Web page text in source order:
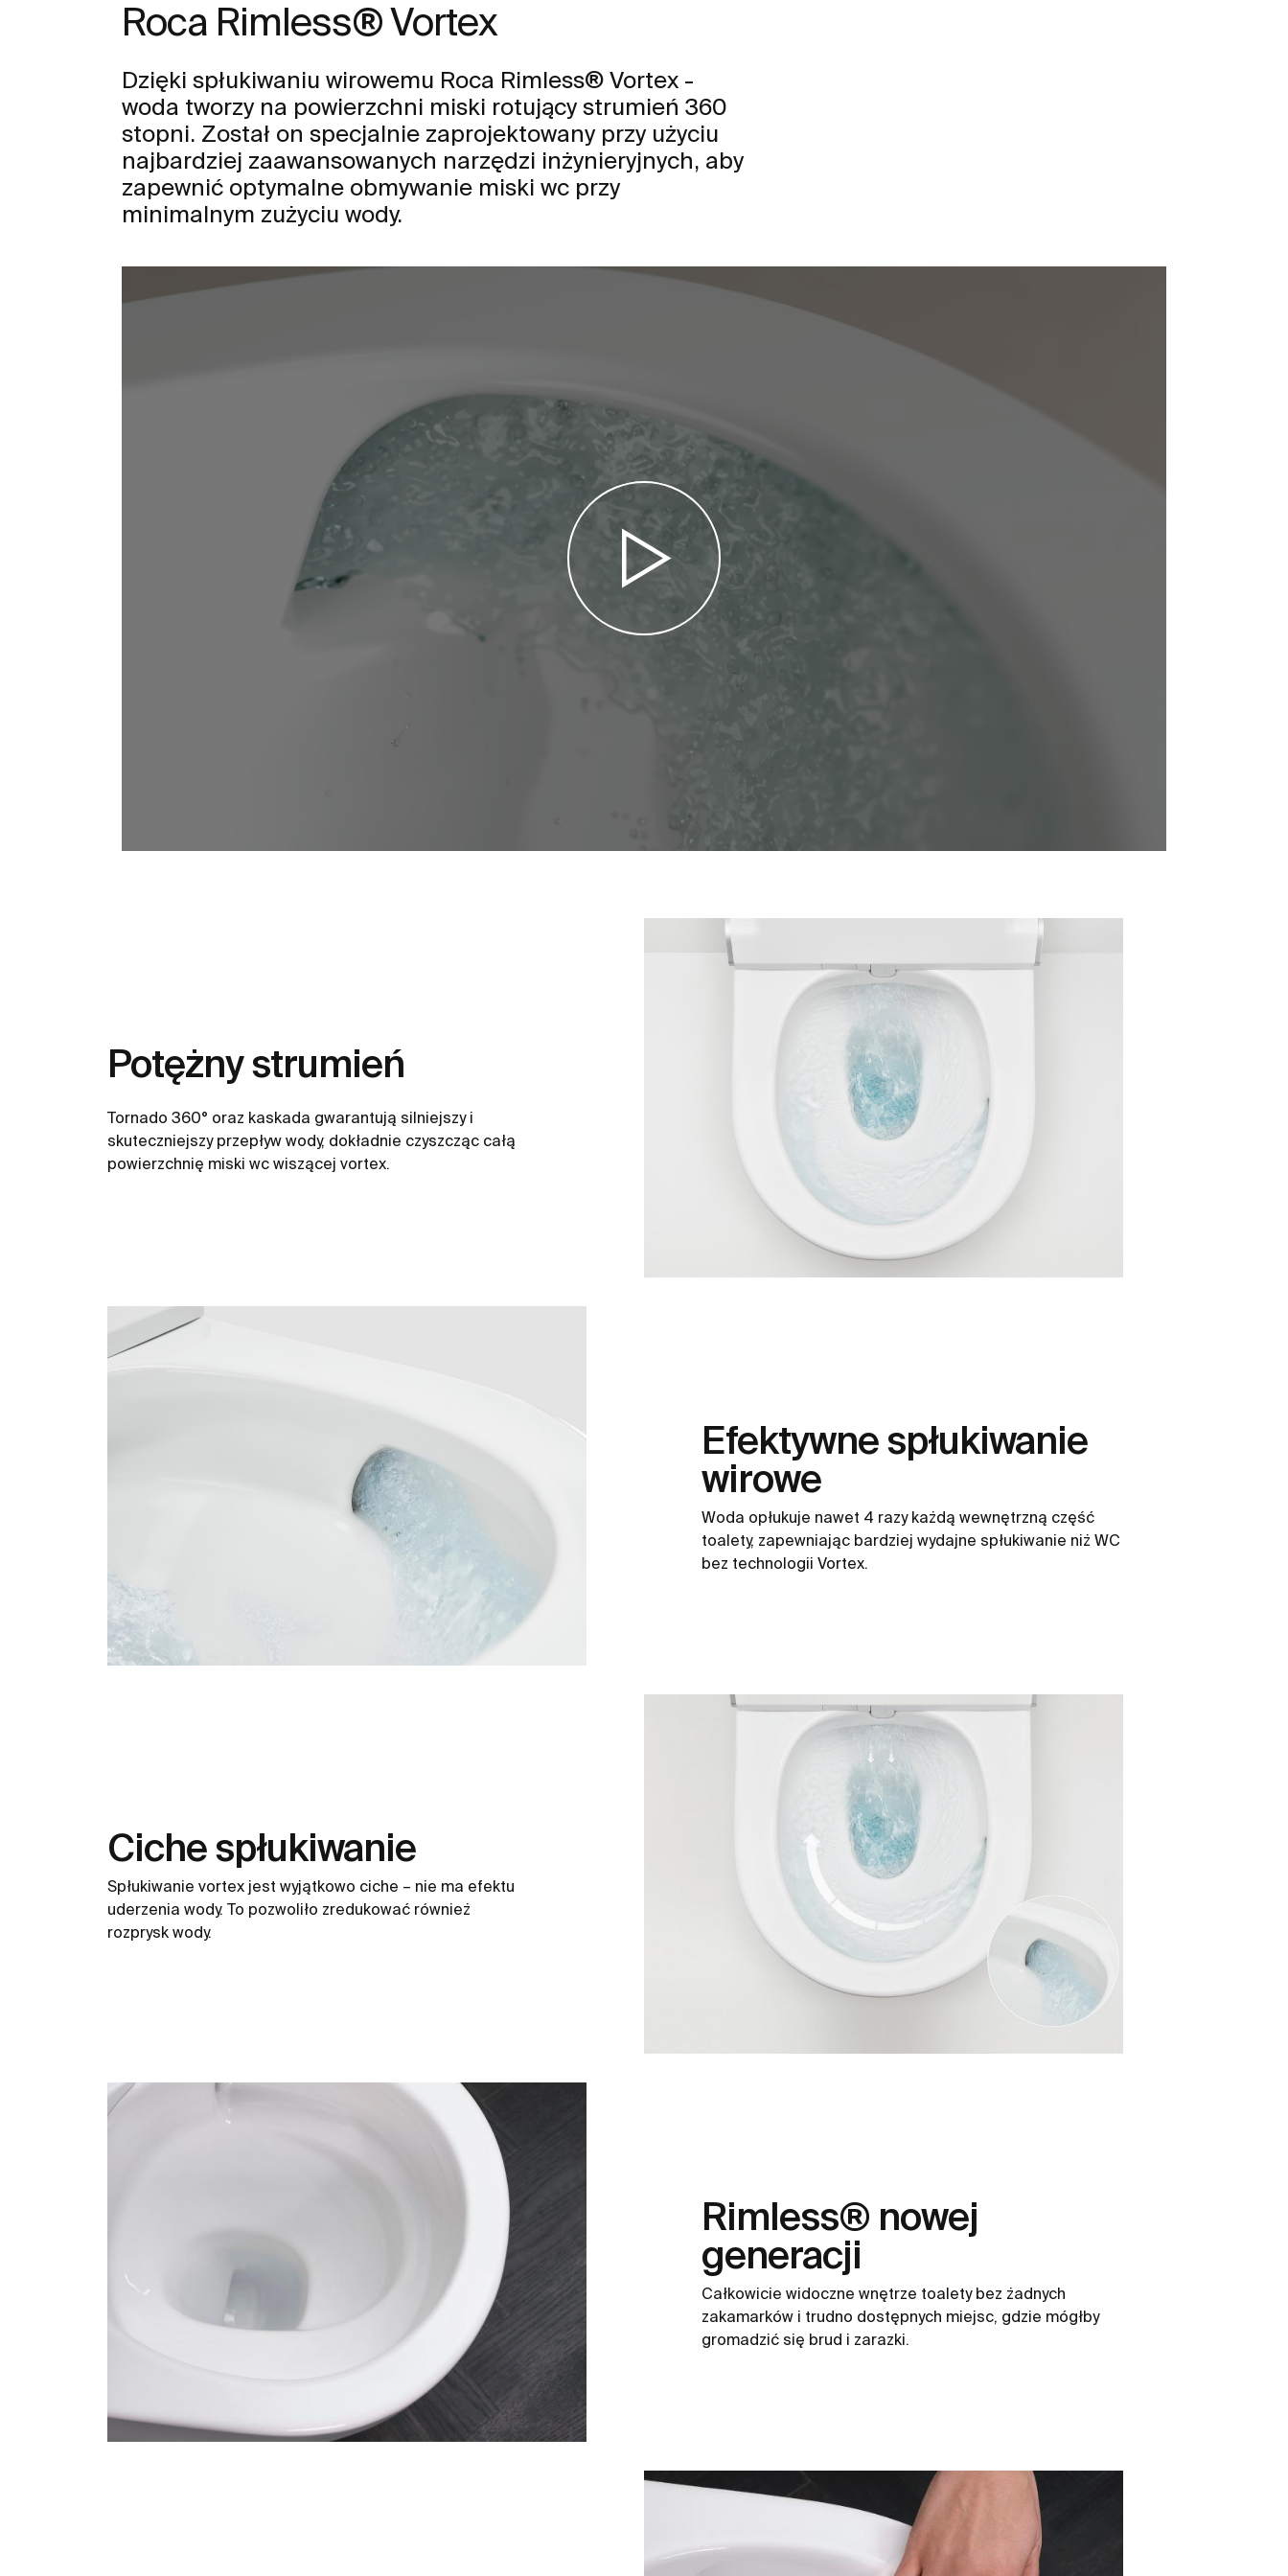
Roca Rimless® Vortex
Dzięki spłukiwaniu wirowemu Roca Rimless® Vortex -
woda tworzy na powierzchni miski rotujący strumień 360
stopni. Został on specjalnie zaprojektowany przy użyciu
najbardziej zaawansowanych narzędzi inżynieryjnych, aby
zapewnić optymalne obmywanie miski wc przy
minimalnym zużyciu wody.
Potężny strumień
Tornado 360° oraz kaskada gwarantują silniejszy i
skuteczniejszy przepływ wody, dokładnie czyszcząc całą
powierzchnię miski wc wiszącej vortex.
Efektywne spłukiwanie
wirowe
Woda opłukuje nawet 4 razy każdą wewnętrzną część
toalety, zapewniając bardziej wydajne spłukiwanie niż WC
bez technologii Vortex.
Ciche spłukiwanie
Spłukiwanie vortex jest wyjątkowo ciche – nie ma efektu
uderzenia wody. To pozwoliło zredukować również
rozprysk wody.
Rimless® nowej
generacji
Całkowicie widoczne wnętrze toalety bez żadnych
zakamarków i trudno dostępnych miejsc, gdzie mógłby
gromadzić się brud i zarazki.